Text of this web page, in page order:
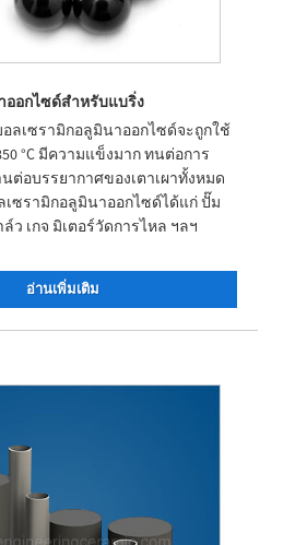
ออกไซด์สำหรับแบริ่ง
ลเซรามิกอลูมินาออกไซด์จะถูกใช้
°C มีความแข็งมาก ทนต่อการ
ต่อบรรยากาศของเตาเผาทั้งหมด
เซรามิกอลูมินาออกไซด์ได้แก่ ปั๊ม
ว เกจ มิเตอร์วัดการไหล ฯลฯ
อ่านเพิ่มเติม